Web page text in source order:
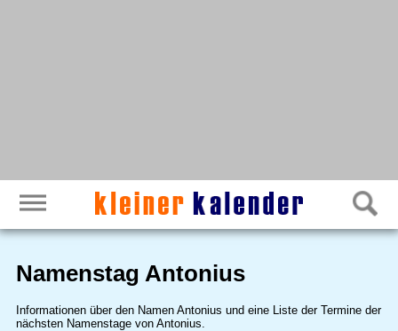
Namenstag Antonius
Informationen über den Namen Antonius und eine Liste der Termine der
nächsten Namenstage von Antonius.